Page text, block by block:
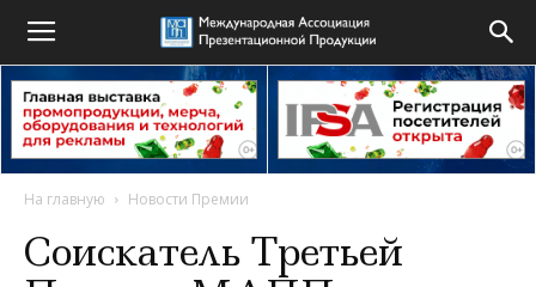
На главную Новости Премии
Соискатель Третьей